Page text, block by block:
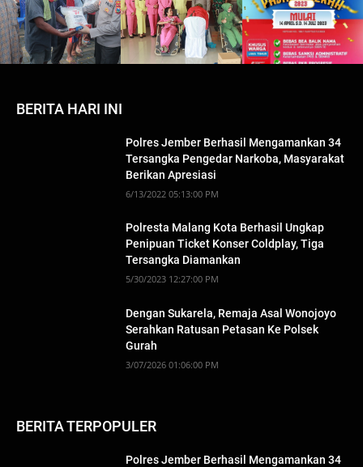
BERITA HARI INI
Polres Jember Berhasil Mengamankan 34
Tersangka Pengedar Narkoba, Masyarakat
Berikan Apresiasi
6/13/2022 05:13:00 PM
Polresta Malang Kota Berhasil Ungkap
Penipuan Ticket Konser Coldplay, Tiga
Tersangka Diamankan
5/30/2023 12:27:00 PM
Dengan Sukarela, Remaja Asal Wonojoyo
Serahkan Ratusan Petasan Ke Polsek
Gurah
3/07/2026 01:06:00 PM
BERITA TERPOPULER
Polres Jember Berhasil Mengamankan 34